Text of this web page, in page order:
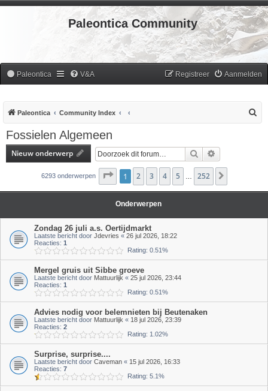
Paleontica Community
Paleontica V&A Aanmelden
Registreer
Paleontica Community Index
Fossielen Algemeen
Nieuw onderwerp Zoek
6293 onderwerpen Pagina1 van 252
1 2 3 4 5 252
Onderwerpen
Zondag 26 juli a.s. Oertijdmarkt
Laatste bericht door Jdevries « 26 jul 2026, 18:22
Reacties: 1
Rating: 0.51%
Mergel gruis uit Sibbe groeve
Laatste bericht door Mattuurlijk « 25 jul 2026, 23:44
Reacties: 1
Rating: 0.51%
Advies nodig voor belemnieten bij Beutenaken
Laatste bericht door Mattuurlijk « 18 jul 2026, 23:39
Reacties: 2
Rating: 1.02%
Surprise, surprise....
Laatste bericht door Caveman « 15 jul 2026, 16:33
Reacties: 7
Rating: 5.1%